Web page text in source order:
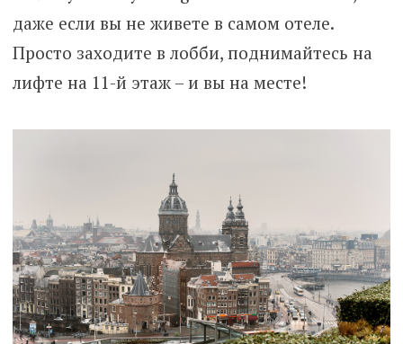
даже если вы не живете в самом отеле.
Просто заходите в лобби, поднимайтесь на
лифте на 11-й этаж – и вы на месте!